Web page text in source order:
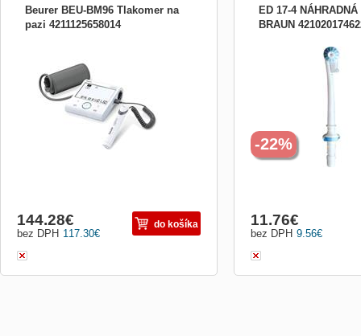
Beurer BEU-BM96 Tlakomer na
pazi 4211125658014
bezdrátové připojení se smartphonem
pomocí Bluetooth, USB kabel, indikátor
polohy pro měření, detailní detekce
srdeční arytmie, velký dotykový displej,
2x60 pamětí, pro obvod paže 22-42cm.
Detekce arytmie. Aplikace Beurer
117.30€
bez DPH
144.28€ do košíka
ED 17-4
BRAUN
Trysky pre modely
centier MD 15-20 a OC
tenký/rotačný prúd vody
9.56€
bez DPH
11.76€
-22%